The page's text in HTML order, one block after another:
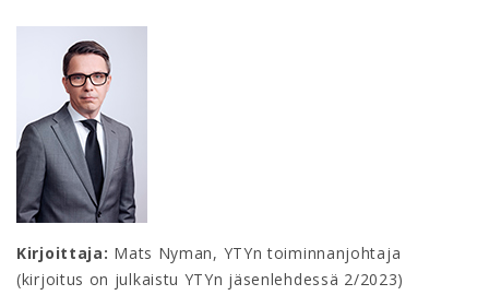
Kirjoittaja: Mats Nyman, YTYn toiminnanjohtaja
(kirjoitus on julkaistu YTYn jäsenlehdessä 2/2023)